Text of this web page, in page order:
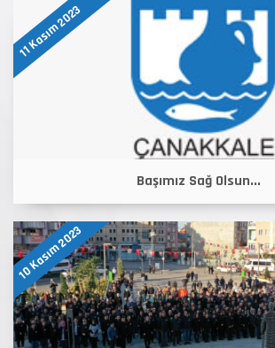
11 Kasım 2023
Başımız Sağ Olsun...
10 Kasım 2023